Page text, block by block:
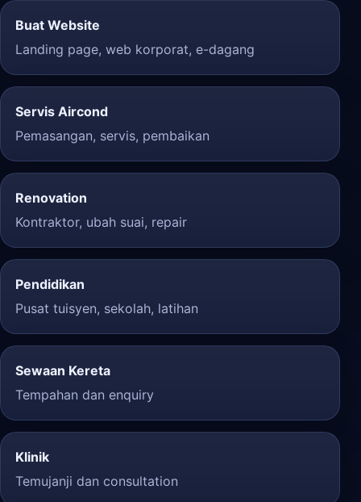
Buat Website
Landing page, web korporat, e-dagang
Servis Aircond
Pemasangan, servis, pembaikan
Renovation
Kontraktor, ubah suai, repair
Pendidikan
Pusat tuisyen, sekolah, latihan
Sewaan Kereta
Tempahan dan enquiry
Klinik
Temujanji dan consultation